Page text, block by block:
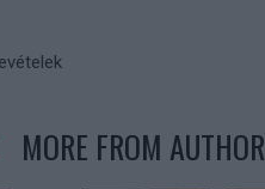
MORE FROM AUTHOR